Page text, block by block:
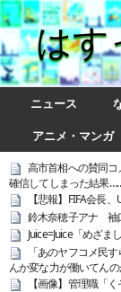
はす
ニュース
アニメ・マンガ
高市首相への賛同
確信してしまった結果
【悲報】FIFA会長
鈴木奈穂子アナ 袖
Juice=Juice「め
「あのヤフコメ民
んか変な力が働いてん
【画像】管理職「